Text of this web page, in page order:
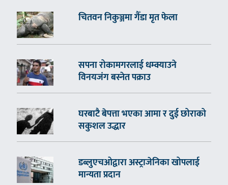
चितवन निकुञ्जमा गैँडा मृत फेला
सपना रोकामगरलाई धम्क्याउने
विनयजंग बस्नेत पक्राउ
घरबाटै बेपत्ता भएका आमा र दुई छोराको
सकुशल उद्धार
डब्लुएचओद्वारा अस्ट्राजेनिका खोपलाई
मान्यता प्रदान